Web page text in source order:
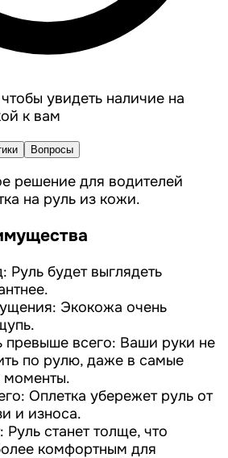
увидеть наличие на
к вам
Вопросы
решение для водителей
на руль из кожи.
Руль будет выглядеть
Экокожа очень
превыше всего: Ваши руки не
по рулю, даже в самые
моменты.
Оплетка убережет руль от
и износа.
Руль станет толще, что
комфортным для